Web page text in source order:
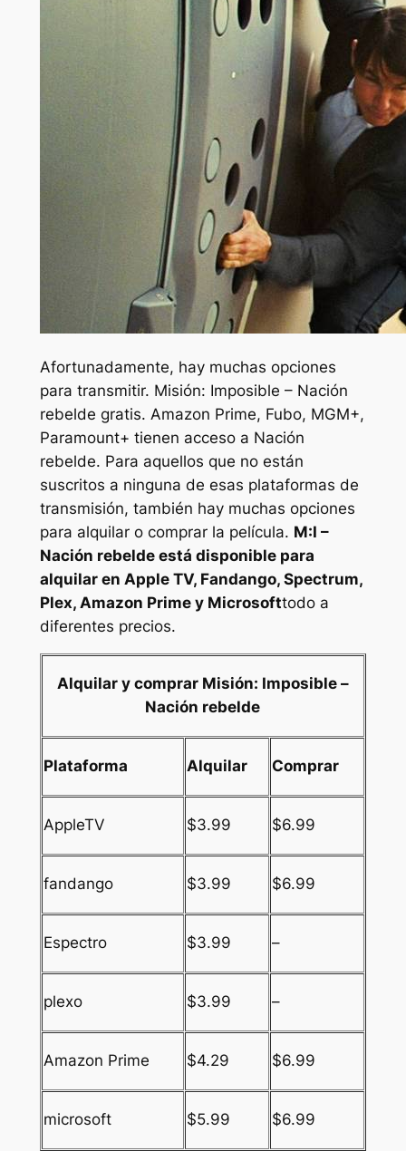
Afortunadamente, hay muchas opciones
para transmitir. Misión: Imposible – Nación
rebelde gratis. Amazon Prime, Fubo, MGM+,
Paramount+ tienen acceso a Nación
rebelde. Para aquellos que no están
suscritos a ninguna de esas plataformas de
transmisión, también hay muchas opciones
para alquilar o comprar la película. M:I –
Nación rebeldeestá disponible para
alquilar en Apple TV, Fandango, Spectrum,
Plex, Amazon Prime y Microsofttodo a
diferentes precios.
Alquilar y comprar Misión: Imposible –
Nación rebelde
Plataforma Alquilar Comprar
AppleTV $3.99 $6.99
fandango $3.99 $6.99
Espectro $3.99 –
plexo $3.99 –
Amazon Prime $4.29 $6.99
microsoft $5.99 $6.99